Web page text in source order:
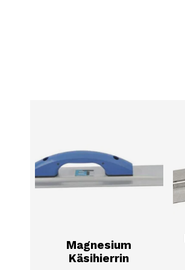
Magnesium
Käsihierrin